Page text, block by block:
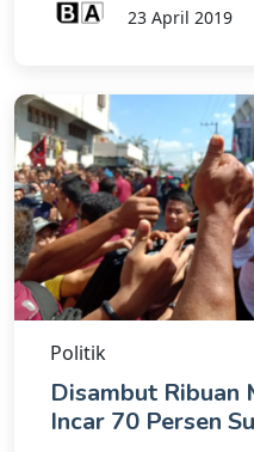
23 April 2019
Politik
Disambut Ribuan
Incar 70 Persen